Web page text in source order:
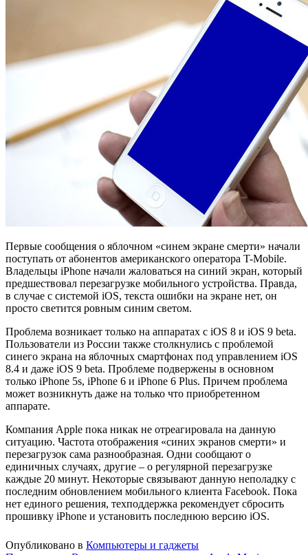
Первые сообщения о яблочном «синем экране смерти» начали
поступать от абонентов американского оператора T-Mobile.
Владельцы iPhone начали жаловаться на синий экран, который
предшествовал перезагрузке мобильного устройства. Правда,
в случае с системой iOS, текста ошибки на экране нет, он
просто светится ровным синим светом.
Проблема возникает только на аппаратах с iOS 8 и iOS 9 beta.
Пользователи из России также столкнулись с проблемой
синего экрана на яблочных смартфонах под управлением iOS
8.4 и даже iOS 9 beta. Проблеме подвержены в основном
только iPhone 5s, iPhone 6 и iPhone 6 Plus. Причем проблема
может возникнуть даже на только что приобретенном
аппарате.
Компания Apple пока никак не отреагировала на данную
ситуацию. Частота отображения «синих экранов смерти» и
перезагрузок сама разнообразная. Одни сообщают о
единичных случаях, другие – о регулярной перезагрузке
каждые 20 минут. Некоторые связывают данную неполадку с
последним обновлением мобильного клиента Facebook. Пока
нет единого решения, техподдержка рекомендует сбросить
прошивку iPhone и установить последнюю версию iOS.
Опубликовано в Компьютеры и гаджеты